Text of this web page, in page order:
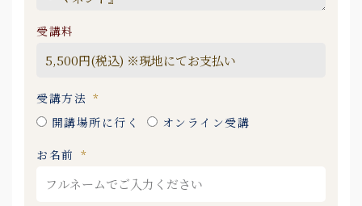
受講料
受講方法
開講場所に行く
オンライン受講
お名前